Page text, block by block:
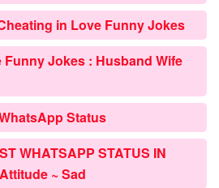
in Love Funny Jokes
Funny Jokes : Husband Wife
Status
WHATSAPP STATUS IN
~ Sad